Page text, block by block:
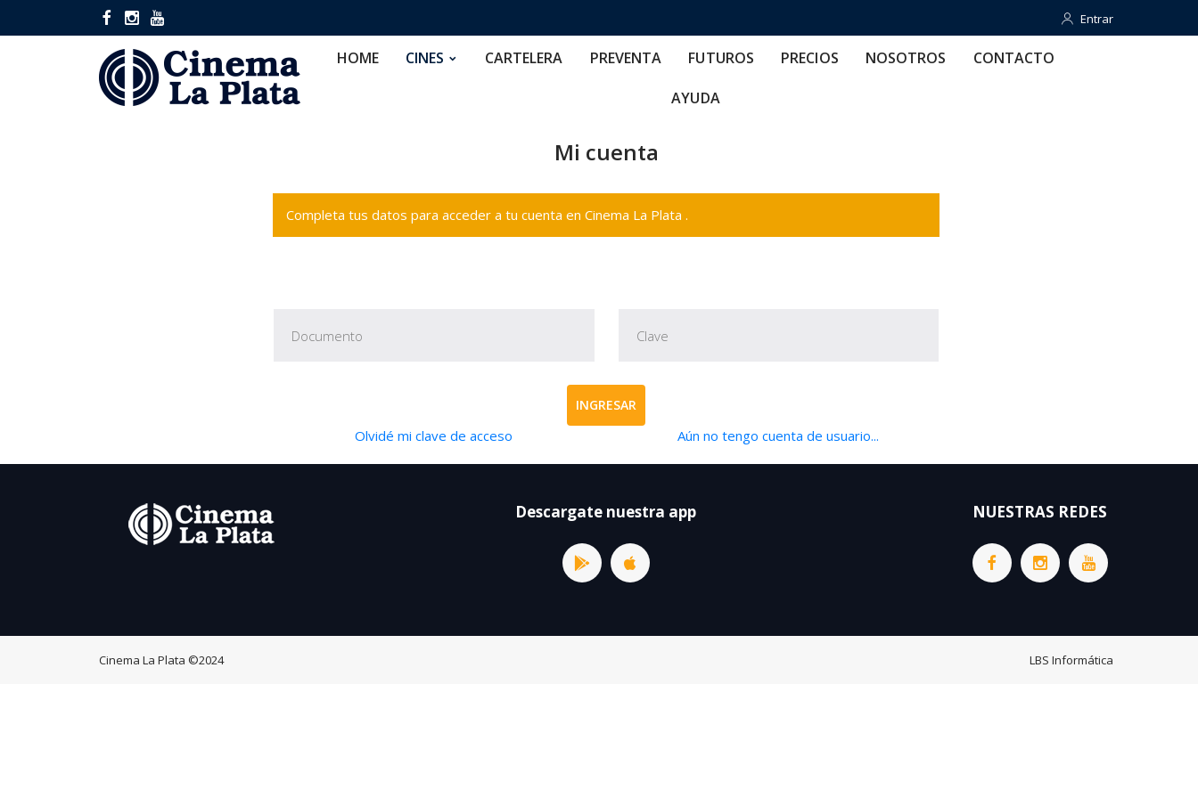
Entrar
Entrar
HOME CINES CARTELERA PREVENTA FUTUROS PRECIOS NOSOTROS CONTACTO
AYUDA
Mi cuenta
Completa tus datos para acceder a tu cuenta en Cinema La Plata .
INGRESAR
Olvidé mi clave de acceso Aún no tengo cuenta de usuario...
Descargate nuestra app NUESTRAS REDES
Cinema La Plata ©2024 LBS Informática